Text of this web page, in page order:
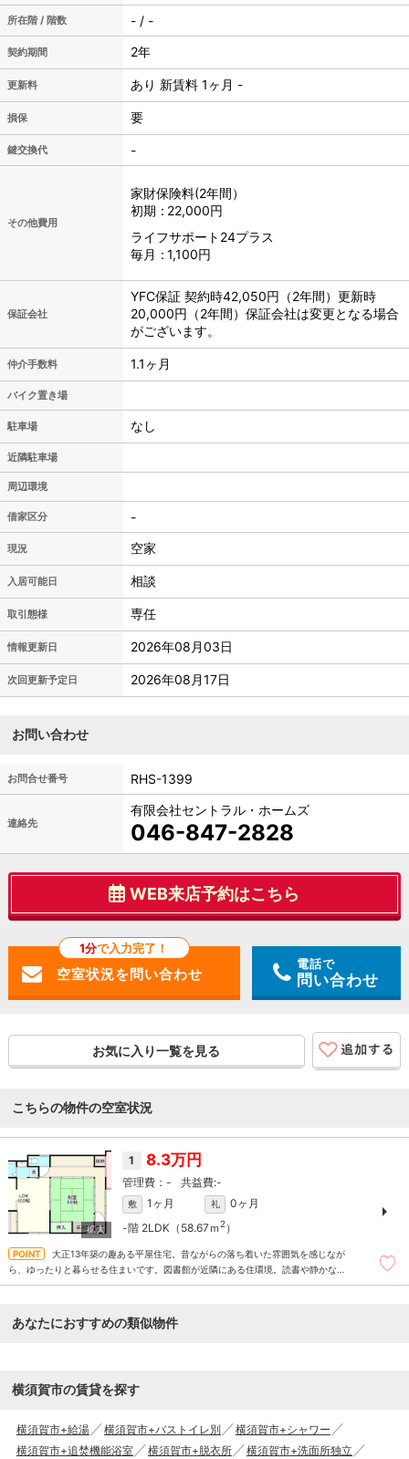
所在階 / 階数 - / -
契約期間 2年
更新料 あり 新賃料 1ヶ月 -
損保 要
鍵交換代 -
その他費用
家財保険料(2年間）
初期
22,000円
ライフサポート24プラス
毎月
1,100円
保証会社
YFC保証 契約時42,050円（2年間）更新時
20,000円（2年間）保証会社は変更となる場合
がございます。
仲介手数料 1.1ヶ月
バイク置き場
駐車場 なし
近隣駐車場
周辺環境
借家区分 -
現況 空家
入居可能日 相談
取引態様 専任
情報更新日 2026年08月03日
次回更新予定日 2026年08月17日
お問い合わせ
お問合せ番号 RHS-1399
連絡先
有限会社セントラル・ホームズ
046-847-2828
WEB来店予約はこちら
1分で入力完了！
電話で
問い合わせ
お気に入り一覧を見る
こちらの物件の空室状況
1 8.3万円
- -
敷 1ヶ月 礼
0ヶ月
-階 2LDK（58.67ｍ 2）
大正13年築の趣ある平屋住宅。昔ながらの落ち着いた雰囲気を感じなが
ら、ゆったりと暮らせる住まいです。図書館が近隣にある住環境。読書や静かな時
あなたにおすすめの類似物件
横須賀市の賃貸を探す
横須賀市+給湯 横須賀市+バストイレ別
横須賀市+シャワー
横須賀市+追焚機能浴室
横須賀市+脱衣所
横須賀市+洗面所独立